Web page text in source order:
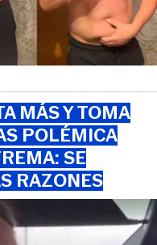
MÁS Y TOMA
POLÉMICA
SE
RAZONES